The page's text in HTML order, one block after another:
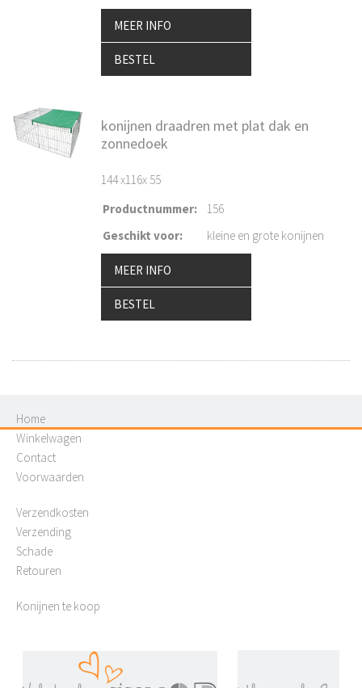
MEER INFO
BESTEL
konijnen draadren met plat dak en
zonnedoek
144 x116x 55
Productnummer:
156
Geschikt voor: kleine en grote konijnen
MEER INFO
BESTEL
Home
Winkelwagen
Contact
Voorwaarden
Verzendkosten
Verzending
Schade
Retouren
Konijnen te koop